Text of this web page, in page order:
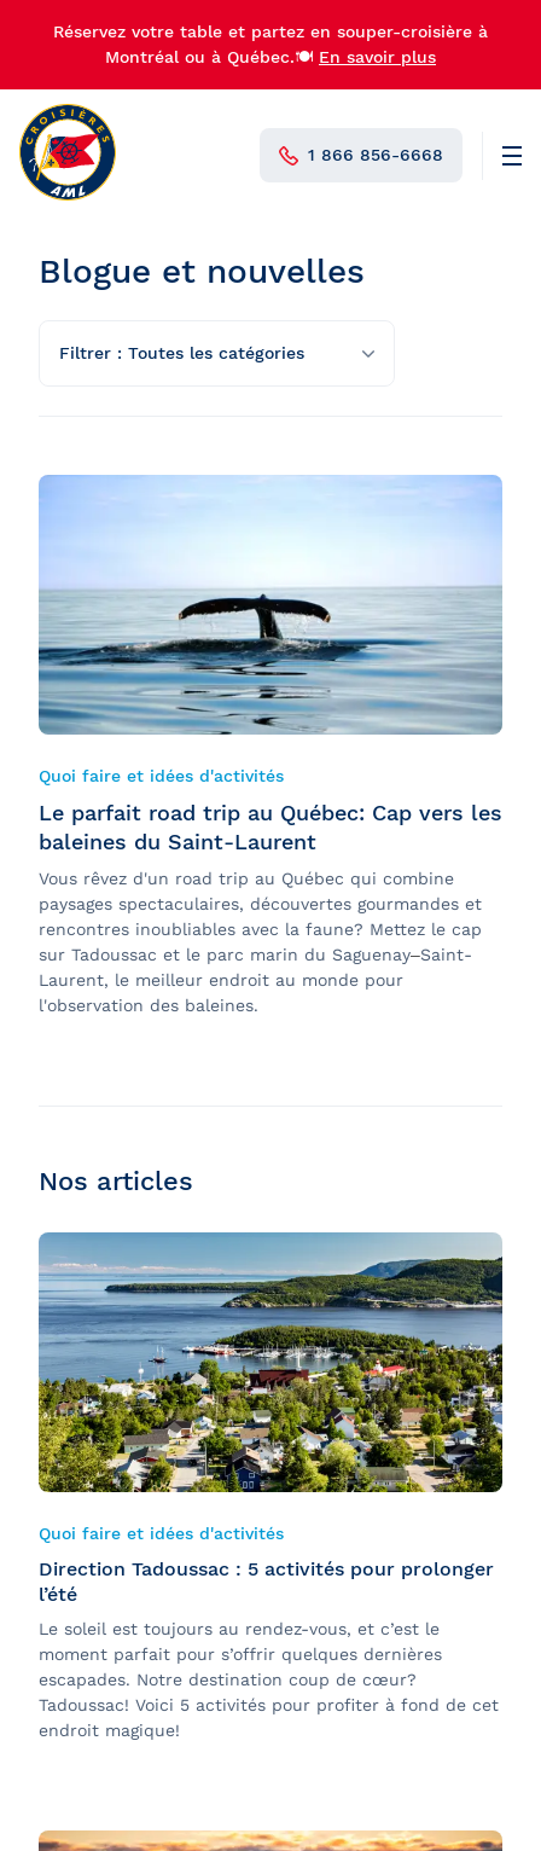
Réservez votre table et partez en souper-croisière à
Montréal ou à Québec.🍽️ En savoir plus
1 866 856-6668
Blogue et nouvelles
Filtrer : Toutes les catégories
Expérience à bord
Groupes et événements
Nouvelles et entreprise
Quoi faire et idées d'activités
Le parfait road trip au Québec: Cap vers les
baleines du Saint-Laurent
Vous rêvez d'un road trip au Québec qui combine
paysages spectaculaires, découvertes gourmandes et
rencontres inoubliables avec la faune? Mettez le cap
sur Tadoussac et le parc marin du Saguenay–Saint-
Laurent, le meilleur endroit au monde pour
l'observation des baleines.
Nos articles
Quoi faire et idées d'activités
Direction Tadoussac : 5 activités pour prolonger
l’été
Le soleil est toujours au rendez-vous, et c’est le
moment parfait pour s’offrir quelques dernières
escapades. Notre destination coup de cœur?
Tadoussac! Voici 5 activités pour profiter à fond de cet
endroit magique!